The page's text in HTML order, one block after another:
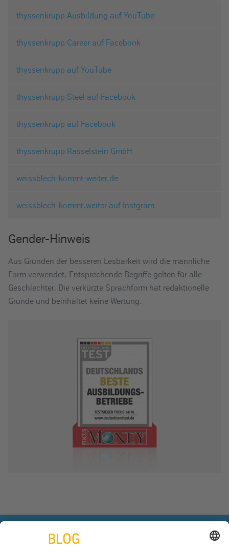
thyssenkrupp Ausbildung auf YouTube
thyssenkrupp Career auf Facebook
thyssenkrupp auf YouTube
thyssenkrupp Steel auf Facebook
thyssenkrupp auf Facebook
thyssenkrupp Rasselstein GmbH
weissblech-kommt-weiter.de
weissblech-kommt.weiter auf Instgram
Gender-Hinweis
Aus Gründen der besseren Lesbarkeit wird die männliche
Form verwendet. Entsprechende Begriffe gelten für alle
Geschlechter. Die verkürzte Sprachform hat redaktionelle
Gründe und beinhaltet keine Wertung.